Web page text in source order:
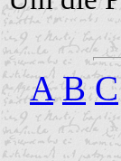
A B C